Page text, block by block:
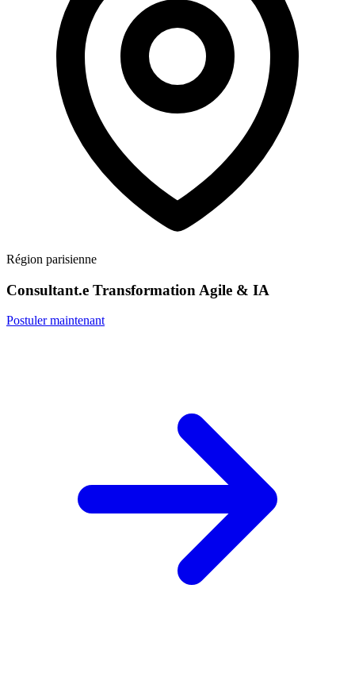
Région parisienne
Consultant.e Transformation Agile & IA
Postuler maintenant